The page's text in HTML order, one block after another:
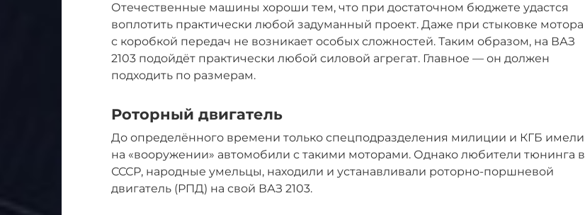
Отечественные машины хороши тем, что при достаточном бюджете удастся
воплотить практически любой задуманный проект. Даже при стыковке мотора
с коробкой передач не возникает особых сложностей. Таким образом, на ВАЗ
2103 подойдёт практически любой силовой агрегат. Главное — он должен
подходить по размерам.
Роторный двигатель
До определённого времени только спецподразделения милиции и КГБ имели
на «вооружении» автомобили с такими моторами. Однако любители тюнинга в
СССР, народные умельцы, находили и устанавливали роторно-поршневой
двигатель (РПД) на свой ВАЗ 2103.